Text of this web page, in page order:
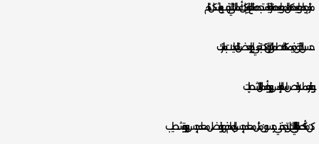
ملتزم جدا بمواعيده كما ان مواعيده مرنة للغاية ستجده متاح للقيام بكل أعمالك التي ترغب بها بشكل دائم.
حسن الخلق فيمكنه الاطمئنان له إن كنت تبغي إجراء بعض التعديلات بمنزلك.
يوفر للعملاء ارخص اسعار الجبس بورد وأعمال التشطيبات .
كن متأكد عميلنا الغالي بانك لن تجد فني جبسون مثل معلم جبس بالدمام فهو افضل معلم جبس بورد وتشطيب